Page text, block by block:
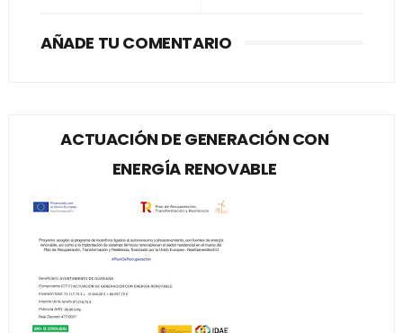
AÑADE TU COMENTARIO
ACTUACIÓN DE GENERACIÓN CON
ENERGÍA RENOVABLE